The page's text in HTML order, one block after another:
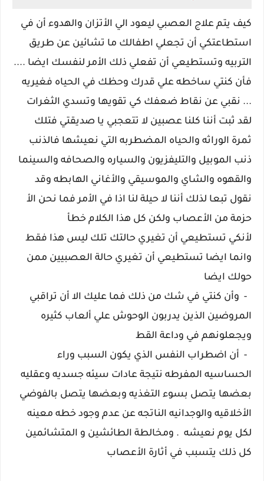
كيف يتم علاج العصبي ليعود الي الأتزان والهدوء أن في
استطاعتكي أن تجعلي اطفالك ما تشائين عن طريق
التربيه وتستطيعي أن تفعلي ذلك الأمر لنفسك ايضا ....
فأن كنتي ساخطه علي قدرك وحظك في الحياه فغيريه
... نقبي عن نقاط ضعفك كي تقويها وتسدي الثغرات
لقد ثبت أننا كلنا عصبين لا تتعجبي يا صديقتي فتلك
ثمرة الوراثه والحياه المضطربه التي نعيشها فالذنب
ذنب الموبيل والتليفزيون والسياره والصحافه والسينما
والقهوه والشاي والموسيقي والأغاني الهابطه وقد
نقول تبعا لذلك أننا لا حيلة لنا اذا في الأمر فما نحن الأ
حزمة من الأعصاب ولكن كل هذا الكلام خطأ
لأنكي تستطيعي أن تغيري حالتك تلك ليس هذا فقط
وانما ايضا تستطيعي أن تغيري حالة العصبيين ممن
حولك ايضا
- وأن كنتي في شك من ذلك فما عليك الا أن تراقبي
المروضين الذين يدربون الوحوش علي ألعاب كثيره
ويجعلونهم في وداعة القط
- أن اضطراب النفس الذي يكون السبب وراء
الحساسيه المفرطه نتيجة عادات سيئه جسديه وعقليه
بعضها يتصل بسوء التغذيه وبعضها يتصل بالفوضي
الأخلاقيه والوجدانيه الناتجه عن عدم وجود خطه معينه
لكل يوم نعيشه . ومخالطة الطائشين و المتشائمين
كل ذلك يتسبب في أثارة الأعصاب